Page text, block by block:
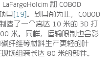
和 COBOD
目 [19] 。到目前为止，COBOD
造了一个高达 10 米的 3D 打
米。同样，运输限制也会影
纤维等材料生产更轻的叶
场组装长达 80 米的部件。